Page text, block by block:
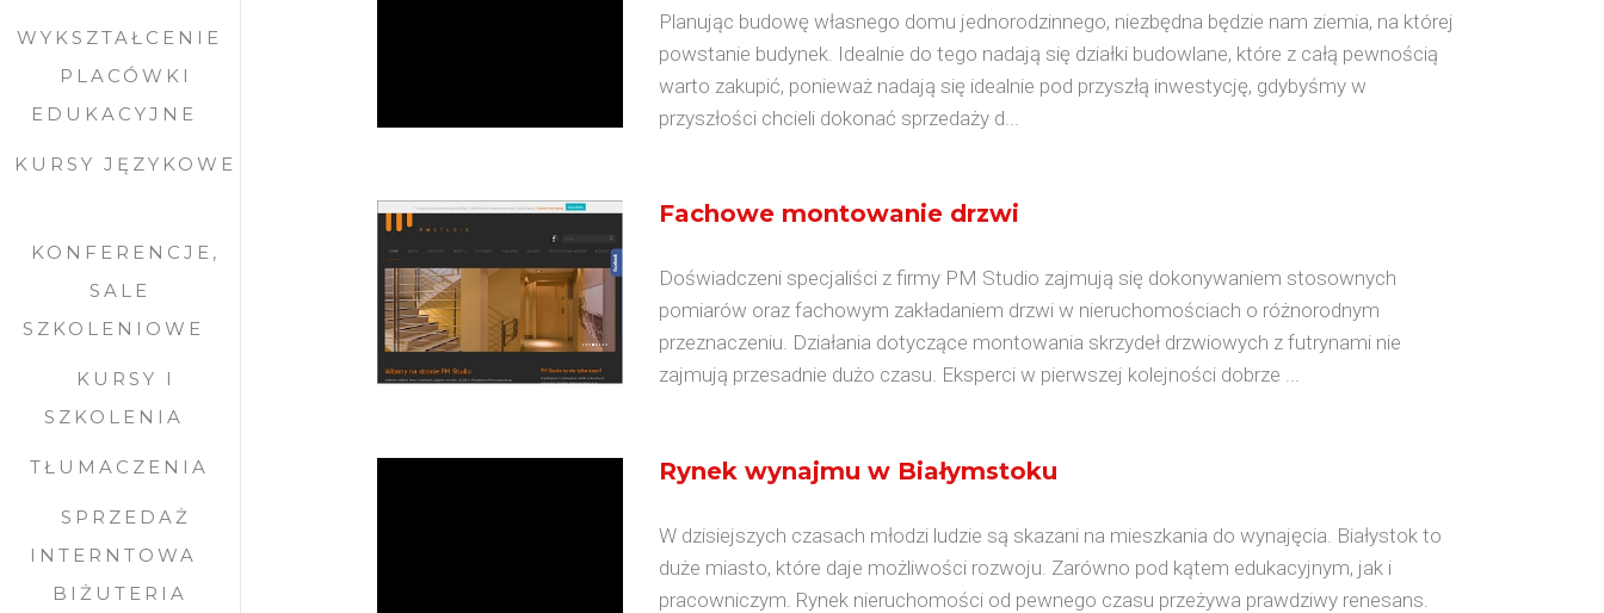
WYKSZTAŁCENIE
PLACÓWKI
EDUKACYJNE
KURSY JĘZYKOWE
KONFERENCJE,
SALE
SZKOLENIOWE
KURSY I
SZKOLENIA
TŁUMACZENIA
SPRZEDAŻ
INTERNTOWA
BIŻUTERIA
Planując budowę własnego domu jednorodzinnego, niezbędna będzie nam ziemia, na której
powstanie budynek. Idealnie do tego nadają się działki budowlane, które z całą pewnością
warto zakupić, ponieważ nadają się idealnie pod przyszłą inwestycję, gdybyśmy w
przyszłości chcieli dokonać sprzedaży d...
Fachowe montowanie drzwi
Doświadczeni specjaliści z firmy PM Studio zajmują się dokonywaniem stosownych
pomiarów oraz fachowym zakładaniem drzwi w nieruchomościach o różnorodnym
przeznaczeniu. Działania dotyczące montowania skrzydeł drzwiowych z futrynami nie
zajmują przesadnie dużo czasu. Eksperci w pierwszej kolejności dobrze ...
Rynek wynajmu w Białymstoku
W dzisiejszych czasach młodzi ludzie są skazani na mieszkania do wynajęcia. Białystok to
duże miasto, które daje możliwości rozwoju. Zarówno pod kątem edukacyjnym, jak i
pracowniczym. Rynek nieruchomości od pewnego czasu przeżywa prawdziwy renesans.